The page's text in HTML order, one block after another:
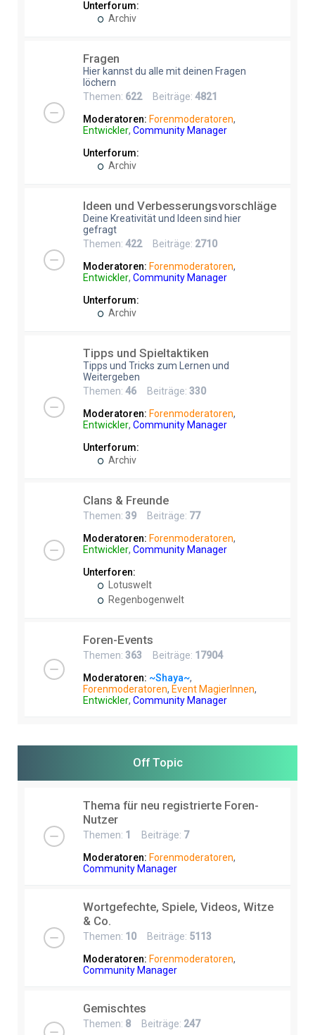
Unterforum:
Archiv
Fragen
Hier kannst du alle mit deinen Fragen
löchern
Themen: 622Beiträge: 4821
Moderatoren: Forenmoderatoren,
Entwickler, Community Manager
Unterforum:
Archiv
Ideen und Verbesserungsvorschläge
Deine Kreativität und Ideen sind hier
gefragt
Themen: 422Beiträge: 2710
Moderatoren: Forenmoderatoren,
Entwickler, Community Manager
Unterforum:
Archiv
Tipps und Spieltaktiken
Tipps und Tricks zum Lernen und
Weitergeben
Themen: 46 Beiträge: 330
Moderatoren: Forenmoderatoren,
Entwickler, Community Manager
Unterforum:
Archiv
Clans & Freunde
Themen: 39 Beiträge: 77
Moderatoren: Forenmoderatoren,
Entwickler, Community Manager
Unterforen:
Lotuswelt
Regenbogenwelt
Foren-Events
Themen: 363 Beiträge: 17904
Moderatoren: ~Shaya~,
Forenmoderatoren, Event MagierInnen,
Entwickler, Community Manager
Off Topic
Thema für neu registrierte Foren-
Nutzer
Themen: 1 Beiträge: 7
Moderatoren: Forenmoderatoren,
Community Manager
Wortgefechte, Spiele, Videos, Witze
& Co.
Themen: 10 Beiträge: 5113
Moderatoren: Forenmoderatoren,
Community Manager
Gemischtes
Themen: 8 Beiträge: 247